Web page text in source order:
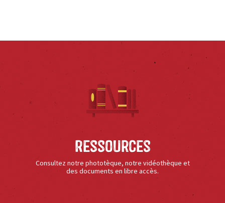
Ressources
Consultez notre phototèque, notre vidéothèque et
des documents en libre accès.